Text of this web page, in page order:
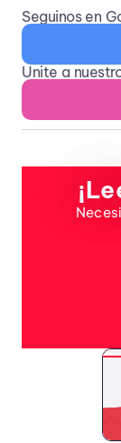
Seguinos en
Unite a